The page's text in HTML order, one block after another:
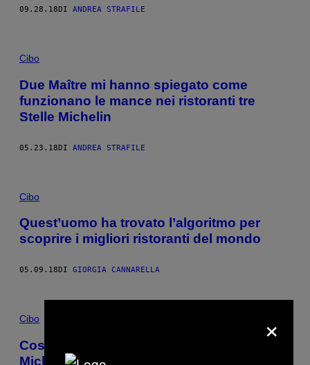
09.28.18 DI ANDREA STRAFILE
Cibo
Due Maître mi hanno spiegato come
funzionano le mance nei ristoranti tre
Stelle Michelin
05.23.18DI ANDREA STRAFILE
Cibo
Quest’uomo ha trovato l’algoritmo per
scoprire i migliori ristoranti del mondo
05.09.18 DI GIORGIA CANNARELLA
Cibo
Cosa fa il direttore di sala di un tre stelle
Michelin (e perché è importante)
×